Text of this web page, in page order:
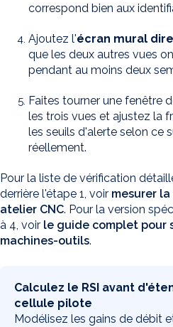
correspond bien aux
Ajoutez l'écran mural
que les deux autres vues
pendant au moins deux
Faites tourner une fenêtre
les trois vues et ajustez la
les seuils d'alerte selon ce
réellement.
Pour la liste de vérification
derrière l'étape 1, voir mesurer
atelier CNC. Pour la version
à 4, voir le guide complet pour
machines-outils.
Calculez le RSI avant
cellule pilote
Modélisez les gains de débit